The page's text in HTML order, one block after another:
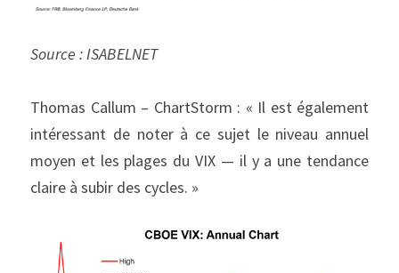
Source : ISABELNET
Thomas Callum – ChartStorm : « Il est également
intéressant de noter à ce sujet le niveau annuel
moyen et les plages du VIX — il y a une tendance
claire à subir des cycles. »